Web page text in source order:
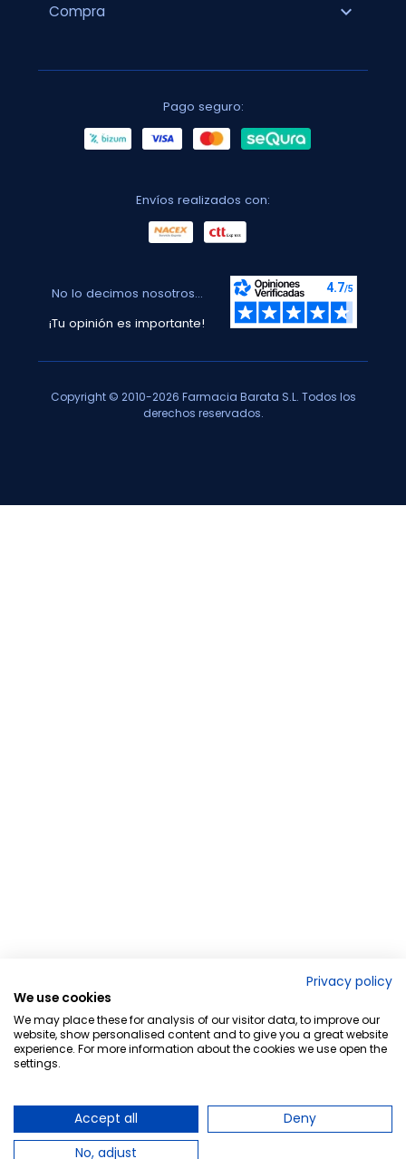
Compra expand_more
Pago seguro:
Envíos realizados con:
No lo decimos nosotros...
¡Tu opinión es importante!
Copyright © 2010-2026 Farmacia Barata S.L. Todos los
derechos reservados.
Privacy policy
We use cookies
We may place these for analysis of our visitor data, to improve our
website, show personalised content and to give you a great website
experience. For more information about the cookies we use open the
settings.
Accept all
Deny
No, adjust